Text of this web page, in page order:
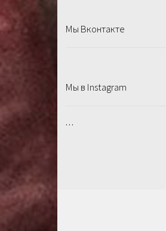
Мы Вконтакте
Мы в Instagram
…